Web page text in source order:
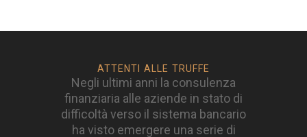
ATTENTI ALLE TRUFFE
Negli ultimi anni la consulenza
finanziaria alle aziende in stato di
difficoltà verso il sistema bancario
ha visto emergere una serie di